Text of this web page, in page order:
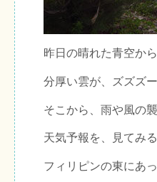
昨日の晴れた青空か
分厚い雲が、ズズズ
そこから、雨や風の
天気予報を、見てみる
フィリピンの東にあ